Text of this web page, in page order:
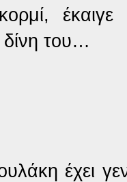
του…
έχει